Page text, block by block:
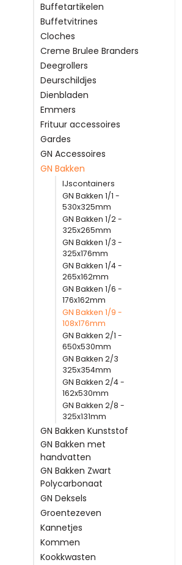
Buffetartikelen
Buffetvitrines
Cloches
Creme Brulee Branders
Deegrollers
Deurschildjes
Dienbladen
Emmers
Frituur accessoires
Gardes
GN Accessoires
GN Bakken
IJscontainers
GN Bakken 1/1 -
530x325mm
GN Bakken 1/2 -
325x265mm
GN Bakken 1/3 -
325x176mm
GN Bakken 1/4 -
265x162mm
GN Bakken 1/6 -
176x162mm
GN Bakken 1/9 -
108x176mm
GN Bakken 2/1 -
650x530mm
GN Bakken 2/3
325x354mm
GN Bakken 2/4 -
162x530mm
GN Bakken 2/8 -
325x131mm
GN Bakken Kunststof
GN Bakken met
handvatten
GN Bakken Zwart
Polycarbonaat
GN Deksels
Groentezeven
Kannetjes
Kommen
Kookkwasten